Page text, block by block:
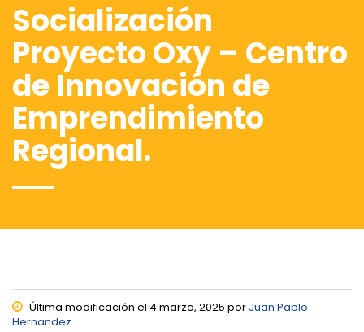
Socialización
Proyecto Oxy – Centro
de Innovación de
Emprendimiento
Regional.
Última modificación el 4 marzo, 2025 por Juan Pablo
Hernandez